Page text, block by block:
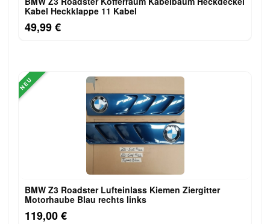
Kabel Heckklappe 11 Kabel
49,99 €
NEU
BMW Z3 Roadster Lufteinlass Ki​emen Ziergitter
Motorhaube Blau rechts links
119,00 €